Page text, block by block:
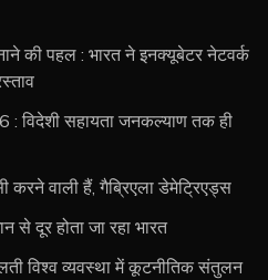
की पहल : भारत ने इनक्यूबेटर नेटवर्क
विदेशी सहायता जनकल्याण तक ही
करने वाली हैं, गैब्रिएला डेमेट्रिएड्स
से दूर होता जा रहा भारत
विश्व व्यवस्था में कूटनीतिक संतुलन